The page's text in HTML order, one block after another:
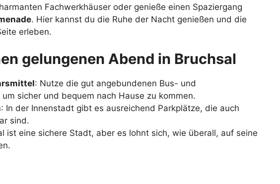
Fachwerkhäuser oder genieße einen Spaziergang
. Hier kannst du die Ruhe der Nacht genießen und die
erleben.
gelungenen Abend in Bruchsal
: Nutze die gut angebundenen Bus- und
sicher und bequem nach Hause zu kommen.
: In der Innenstadt gibt es ausreichend Parkplätze, die auch
sind.
ist eine sichere Stadt, aber es lohnt sich, wie überall, auf seine